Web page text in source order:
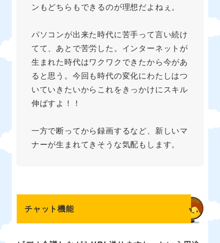
ンもどちらもできるのが理想だよねぇ。
パソコンが出来た時代に苦手って言い続け
てて、あとで苦労した。インターネットが
生まれた時代はワクワクできたから今があ
ると思う。今回も時代の変化にわたしはつ
いていきたいからこれをきっかけにスキル
伸ばすよ！！
一方で断ってから録画するなど、新しいマ
ナーが生まれてきそうな気配もします。
チャット機能